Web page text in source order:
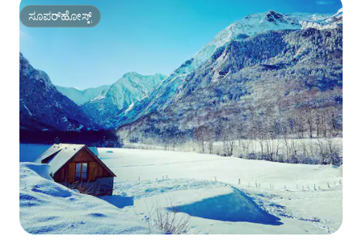
ಸೂಪರ್‌ಹೋಸ್ಟ್
ಸೂಪರ್‌ಹೋಸ್ಟ್